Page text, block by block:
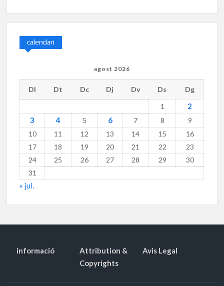
calendari
agost 2026
Dl Dt Dc Dj Dv Ds
Dg
1
2
3
4 5 6 7 8
9
10
11 12 13 14 15
16
17
18 19 20 21 22
23
24
25 26 27 28 29
30
31
« jul.
informació
Attribution &
Copyrights
Avis Legal